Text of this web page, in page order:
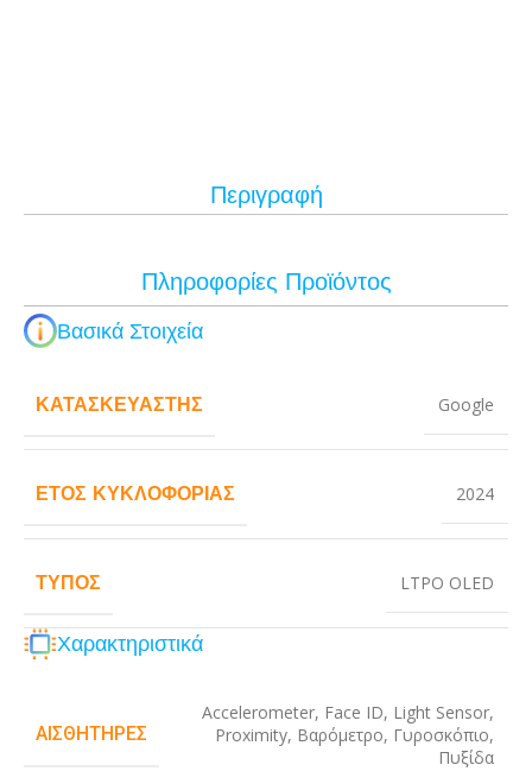
Περιγραφή
Πληροφορίες Προϊόντος
Βασικά Στοιχεία
ΚΑΤΑΣΚΕΥΑΣΤΉΣ Google
ΈΤΟΣ ΚΥΚΛΟΦΟΡΊΑΣ 2024
ΤΎΠΟΣ LTPO OLED
Χαρακτηριστικά
ΑΙΣΘΗΤΉΡΕΣ
Accelerometer, Face ID, Light Sensor,
Proximity, Βαρόμετρο, Γυροσκόπιο,
Πυξίδα